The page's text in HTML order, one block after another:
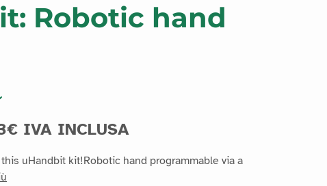
Robotic hand
IVA INCLUSA
uHandbit kit!Robotic hand programmable via a